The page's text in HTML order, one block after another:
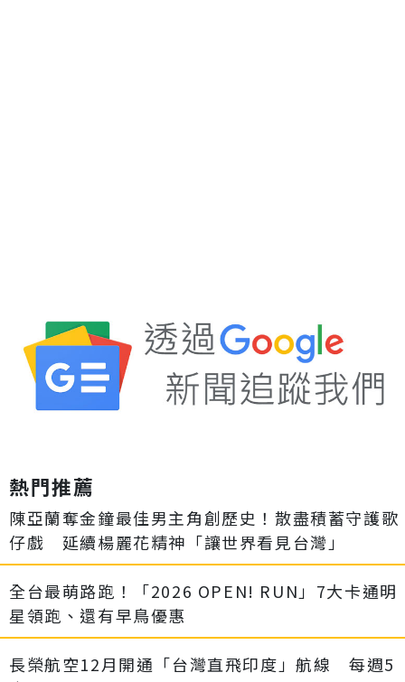
熱門推薦
陳亞蘭奪金鐘最佳男主角創歷史！散盡積蓄守護歌
仔戲 延續楊麗花精神「讓世界看見台灣」
全台最萌路跑！「2026 OPEN! RUN」7大卡通明
星領跑、還有早鳥優惠
長榮航空12月開通「台灣直飛印度」航線 每週5